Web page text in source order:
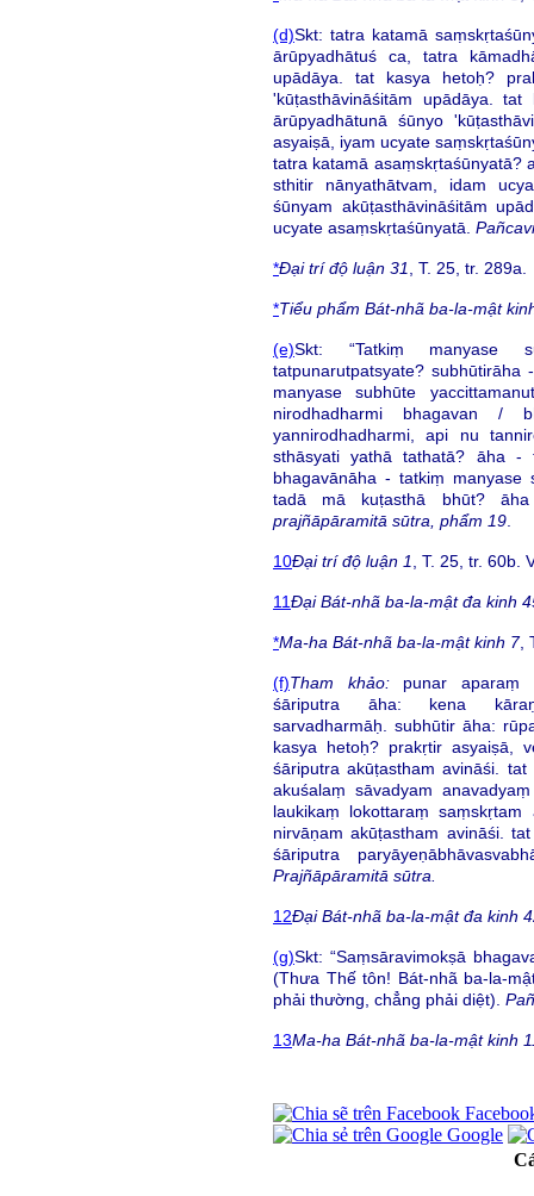
(d)Skt: tatra katamā
ārūpyadhātuś ca, tatra
upādāya. tat kasya hetoḥ?
'kūṭasthāvināśitām upādāya.
ārūpyadhātunā śūnyo
asyaiṣā, iyam ucyate
tatra katamā asaṃskṛtaśūnyatā?
sthitir nānyathātvam, idam
śūnyam akūṭasthāvināśitām
ucyate asaṃskṛtaśūnyatā.
*Đại trí độ luận 31 , T. 25, tr. 289a.
*Tiểu phẩm Bát-nhã ba-la-mật
(e)Skt: “Tatkiṃ manyase
tatpunarutpatsyate?
manyase subhūte
nirodhadharmi bhagavan /
yannirodhadharmi, api nu
sthāsyati yathā tathatā? āha -
bhagavānāha - tatkiṃ manyase
tadā mā kuṭasthā bhūt?
prajñāpāramitā sūtra, phẩm 19
10Đại trí độ luận 1 , T. 25, tr. 60b.
11Đại Bát-nhã ba-la-mật đa kinh
*Ma-ha Bát-nhã ba-la-mật kinh 7,
(f)Tham khảo:punar aparaṃ
śāriputra āha: kena
sarvadharmāḥ. subhūtir āha:
kasya hetoḥ? prakṛtir asyaiṣā,
śāriputra akūṭastham avināśi.
akuśalaṃ sāvadyam
laukikaṃ lokottaraṃ
nirvāṇam akūṭastham avināśi.
śāriputra
Prajñāpāramitā sūtra.
12Đại Bát-nhã ba-la-mật đa kinh
(g)Skt: “Saṃsāravimokṣā
(Thưa Thế tôn! Bát-nhã ba-la-
phải thường, chẳng phải diệt).
13Ma-ha Bát-nhã ba-la-mật kinh
Google